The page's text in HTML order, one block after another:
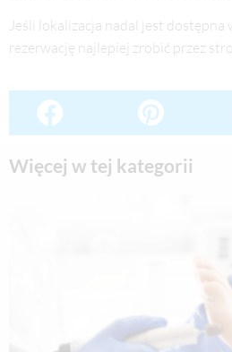
Jeśli lokalizacja nadal jest dostępna
rezerwację najlepiej zrobić przez
Więcej w tej kategorii